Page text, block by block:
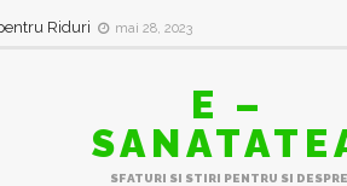
Riduri mai 28, 2023
E –
SFATURI SI STIRI PENTRU SI DESPRE